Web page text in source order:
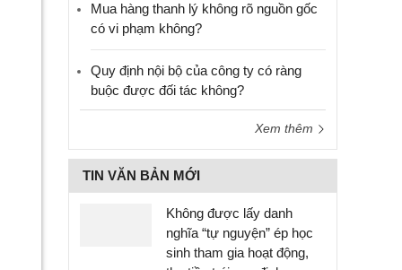
Mua hàng thanh lý không rõ nguồn gốc
có vi phạm không?
Quy định nội bộ của công ty có ràng
buộc được đối tác không?
Xem thêm
TIN VĂN BẢN MỚI
Không được lấy danh
nghĩa “tự nguyện” ép học
sinh tham gia hoạt động,